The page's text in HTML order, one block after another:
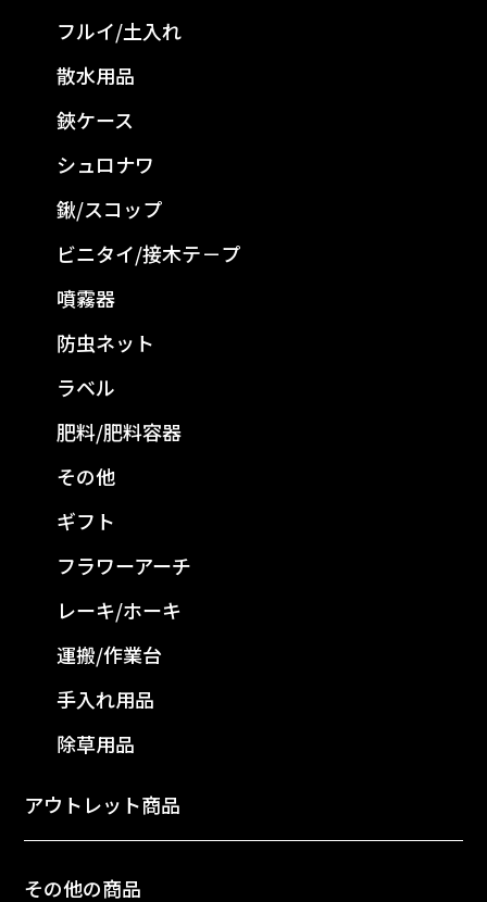
フルイ/土入れ
散水用品
鋏ケース
シュロナワ
鍬/スコップ
ビニタイ/接木テ－プ
噴霧器
防虫ネット
ラベル
肥料/肥料容器
その他
ギフト
フラワーアーチ
レーキ/ホーキ
運搬/作業台
手入れ用品
除草用品
アウトレット商品
その他の商品